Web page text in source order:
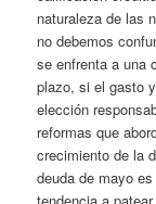
naturaleza de las
no debemos
se enfrenta a una
plazo, si el gasto
elección
reformas que
crecimiento de la
deuda de mayo
tendencia a